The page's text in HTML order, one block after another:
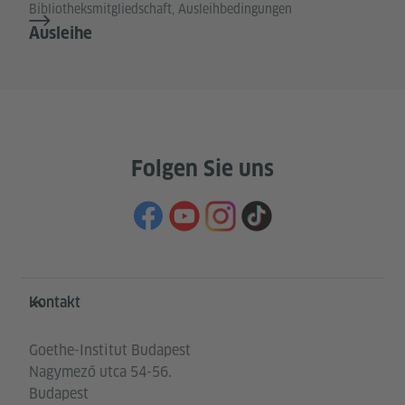
Bibliotheksmitgliedschaft, Ausleihbedingungen
Ausleihe
Folgen Sie uns
Service- und Informationsbereich
Kontakt
Goethe-Institut Budapest
Nagymező utca 54-56.
Budapest